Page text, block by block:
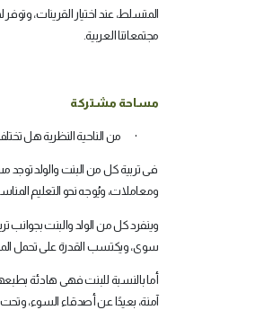
المتسلط، عند اختيار القرينات،
مجتمعاتنا العربية.
مساحة مشتركة
· من الناحية النظرية هل
فى تربية كل من البنت والولد توجد
ومعاملات، ويُوجه نحو التعليم
وينفرد كل من الولد والبنت
سوى، ويكتسب القدرة على تحمل
أما بالنسبة للبنت فهى هادئة
آمنة، بعيدًا عن أصدقاء السوء، وتحت